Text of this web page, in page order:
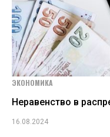
ЭКОНОМИКА
Неравенство в
16.08.2024